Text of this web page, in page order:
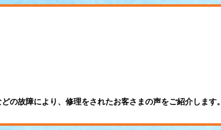
の故障により、修理をされたお客さまの声をご紹介します。